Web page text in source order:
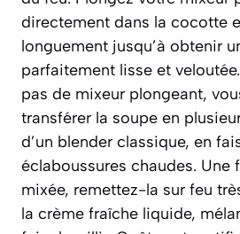
directement dans la cocotte
longuement jusqu’à obtenir
parfaitement lisse et
pas de mixeur plongeant,
transférer la soupe en
d’un blender classique, en
éclaboussures chaudes. Une
mixée, remettez-la sur feu
la crème fraîche liquide,